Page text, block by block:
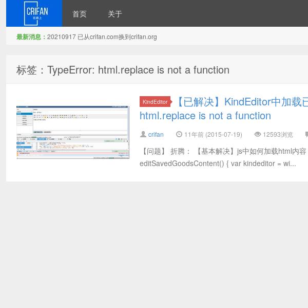
首页 关于
最新消息： 20210917 已从crifan.com换到crifan.org
标签：TypeError: html.replace is not a function
KindEditor
【已解决】KindEditor中加
html.replace is not a function
crifan 11年前 (2015-07-19) 12593浏览
【问题】 折腾： 【基本解决】js中如何加载html内
editSavedGoodsContent() { var kindeditor = wi...